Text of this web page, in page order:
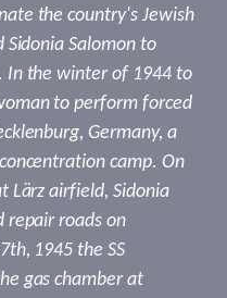
the country's Jewish
Salomon to
In the winter of 1944 to
to perform forced
Germany, a
camp. On
Lärz airfield, Sidonia
repair roads on
1945 the SS
gas chamber at